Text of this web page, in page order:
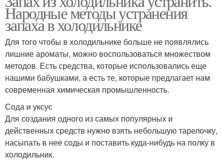
Народные методы устранения
запаха в холодильнике
Для того чтобы в холодильнике больше не появлялись
лишние ароматы, можно воспользоваться множеством
методов. Есть средства, которые использовались еще
нашими бабушками, а есть те, которые предлагает нам
современная химическая промышленность.
Сода и уксус
Для создания одного из самых популярных и
действенных средств нужно взять небольшую тарелочку,
насыпать в нее соды и поставить куда-нибудь на полку в
холодильник.